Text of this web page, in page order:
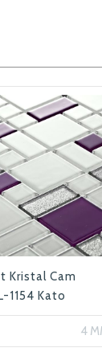
Kristal Cam
1154 Kato
4